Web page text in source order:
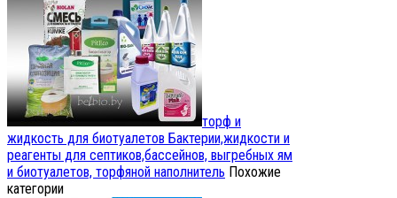
торф и
жидкость для биотуалетов Бактерии,жидкости и
реагенты для септиков,бассейнов, выгребных ям
и биотуалетов, торфяной наполнитель Похожие
категории